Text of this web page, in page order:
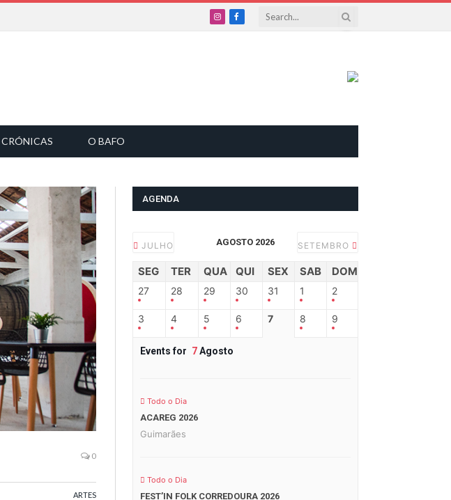
InstagramFacebook
CRÓNICAS O BAFO
0
ARTES
AGENDA
JULHO AGOSTO 2026 SETEMBRO
SEG TER QUA QUI SEX SAB DOM
27 28 29 30 31 1 2
3 4 5 6 7 8 9
Events for 7Agosto
Todo o Dia
ACAREG 2026
Guimarães
Todo o Dia
FEST’IN FOLK CORREDOURA 2026